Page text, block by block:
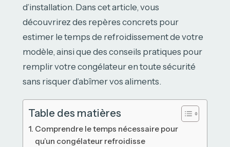
d’installation. Dans cet article, vous
découvrirez des repères concrets pour
estimer le temps de refroidissement de votre
modèle, ainsi que des conseils pratiques pour
remplir votre congélateur en toute sécurité
sans risquer d’abîmer vos aliments.
Table des matières
Comprendre le temps nécessaire pour
qu’un congélateur refroidisse